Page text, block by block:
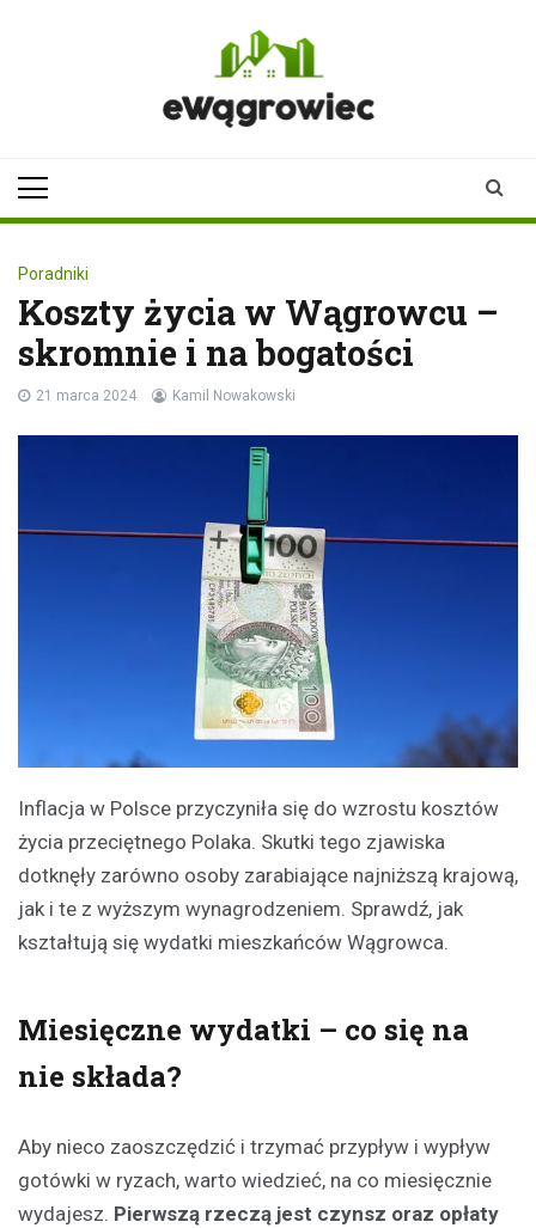
Poradniki
Koszty życia w Wągrowcu –
skromnie i na bogatości
21 marca 2024 Kamil Nowakowski
Inflacja w Polsce przyczyniła się do wzrostu kosztów
życia przeciętnego Polaka. Skutki tego zjawiska
dotknęły zarówno osoby zarabiające najniższą krajową,
jak i te z wyższym wynagrodzeniem. Sprawdź, jak
kształtują się wydatki mieszkańców Wągrowca.
Miesięczne wydatki – co się na
nie składa?
Aby nieco zaoszczędzić i trzymać przypływ i wypływ
gotówki w ryzach, warto wiedzieć, na co miesięcznie
wydajesz. Pierwszą rzeczą jest czynsz oraz opłaty